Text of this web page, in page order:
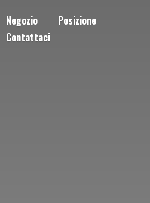
Negozio
Posizione
Contattaci